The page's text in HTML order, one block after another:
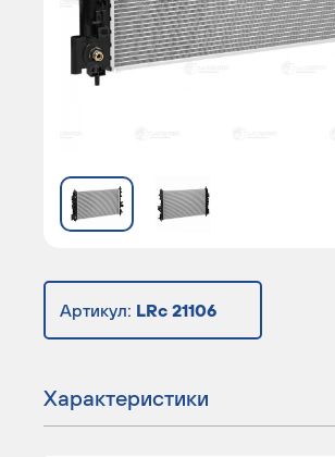
Артикул: LRc 21106
Характеристики